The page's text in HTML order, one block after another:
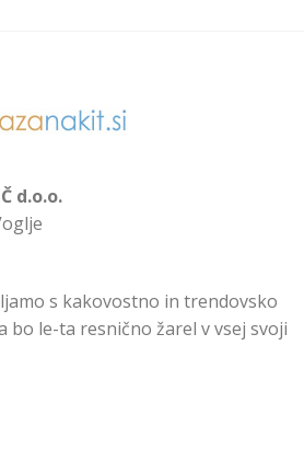
d.o.o.
s kakovostno in trendovsko
bo le-ta resnično žarel v vsej svoji